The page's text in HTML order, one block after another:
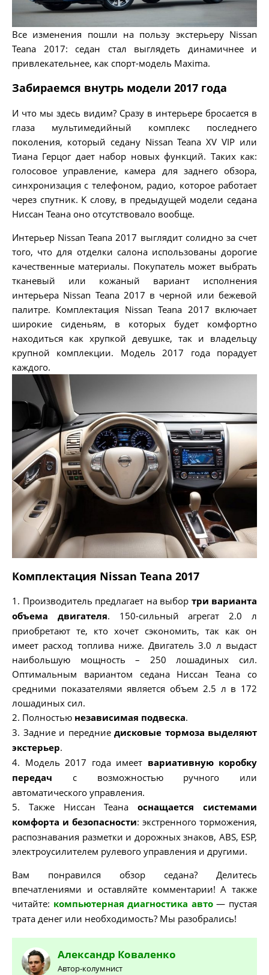
Все изменения пошли на пользу экстерьеру Nissan
Teana 2017: седан стал выглядеть динамичнее и
привлекательнее, как спорт-модель Maxima.
Забираемся внутрь модели 2017 года
И что мы здесь видим? Сразу в интерьере бросается в
глаза мультимедийный комплекс последнего
поколения, который седану Nissan Teana XV VIP или
Тиана Герцог дает набор новых функций. Таких как:
голосовое управление, камера для заднего обзора,
синхронизация с телефоном, радио, которое работает
через спутник. К слову, в предыдущей модели седана
Ниссан Теана оно отсутствовало вообще.
Интерьер Nissan Teana 2017 выглядит солидно за счет
того, что для отделки салона использованы дорогие
качественные материалы. Покупатель может выбрать
тканевый или кожаный вариант исполнения
интерьера Nissan Teana 2017 в черной или бежевой
палитре. Комплектация Nissan Teana 2017 включает
широкие сиденьям, в которых будет комфортно
находиться как хрупкой девушке, так и владельцу
крупной комплекции. Модель 2017 года порадует
каждого.
Комплектация Nissan Teana 2017
1. Производитель предлагает на выбор три варианта
объема двигателя. 150-сильный агрегат 2.0 л
приобретают те, кто хочет сэкономить, так как он
имеет расход топлива ниже. Двигатель 3.0 л выдаст
наибольшую мощность – 250 лошадиных сил.
Оптимальным вариантом седана Ниссан Теана со
средними показателями является объем 2.5 л в 172
лошадиных сил.
2. Полностью независимая подвеска.
3. Задние и передние дисковые тормоза выделяют
экстерьер.
4. Модель 2017 года имеет вариативную коробку
передач с возможностью ручного или
автоматического управления.
5. Также Ниссан Теанаоснащается системами
комфорта и безопасности: экстренного торможения,
распознавания разметки и дорожных знаков, ABS, ESP,
электроусилителем рулевого управления и другими.
Вам понравился обзор седана? Делитесь
впечатлениями и оставляйте комментарии! А также
читайте: компьютерная диагностика авто— пустая
трата денег или необходимость? Мы разобрались!
Александр Коваленко
Автор-колумнист